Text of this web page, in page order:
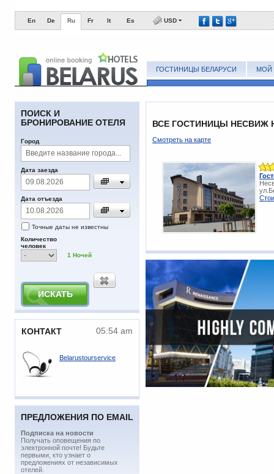
En De Ru Fr It Es USD
ГОСТИНИЦЫ БЕЛАРУСИ МОЙ
ПОИСК И
БРОНИРОВАНИЕ ОТЕЛЯ
Город
Дата заезда
Дата отъезда
Точные даты не известны
Количество
человек
1 Ночей
КОНТАКТ 05:54 am
Belarustourservice
ПРЕДЛОЖЕНИЯ ПО EMAIL
Подписка на новости
​Получать оповещения по
электронной почте! Будьте
первыми, кто узнает о
предложениях от независимых
отелей.
ВСЕ ГОСТИНИЦЫ НЕСВИЖ
Смотреть на карте